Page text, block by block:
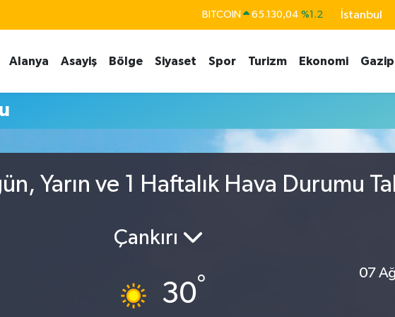
BITCOIN 65.130,04 %1.2
EURO 55,1652 %0.27
STERLİN 64,4046 %0.35
BİST100 13.773
İstanbul
Alanya Asayiş Bölge Siyaset Spor Turizm Ekonomi
Yarın ve 1 Haftalık Hava Durumu
Çankırı
30°
07